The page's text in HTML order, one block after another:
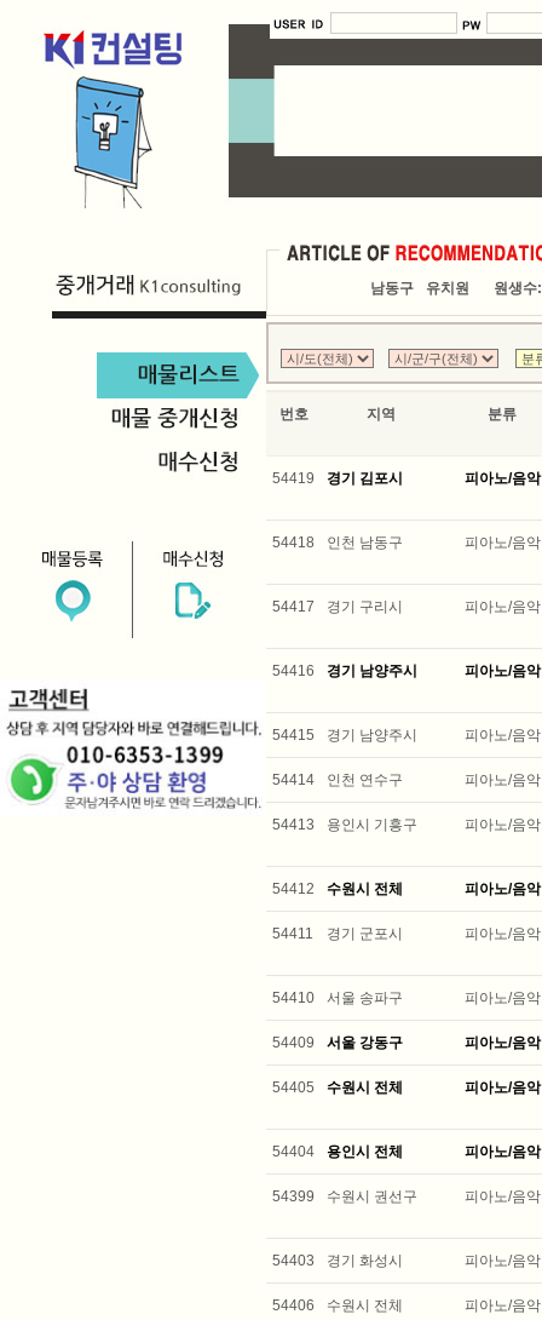
남동구 유치원 원생
번호 지역 분류
54419 경기 김포시 피아노/음악
54418 인천 남동구 피아노/음악
54417 경기 구리시 피아노/음악
54416 경기 남양주시 피아노/음악
54415 경기 남양주시 피아노/음악
54414 인천 연수구 피아노/음악
54413 용인시 기흥구 피아노/음악
54412 수원시 전체 피아노/음악
54411 경기 군포시 피아노/음악
54410 서울 송파구 피아노/음악
54409 서울 강동구 피아노/음악
54405 수원시 전체 피아노/음악
54404 용인시 전체 피아노/음악
54399 수원시 권선구 피아노/음악
54403 경기 화성시 피아노/음악
54406 수원시 전체 피아노/음악